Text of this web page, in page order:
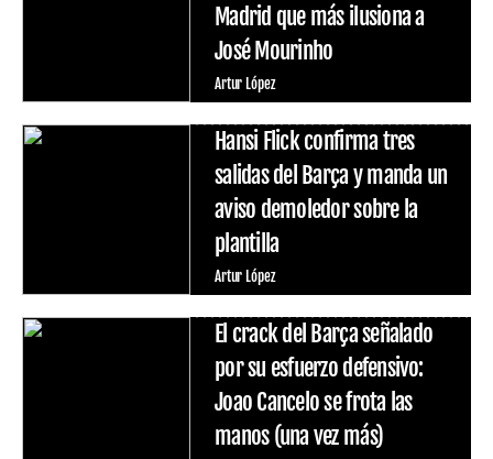
Madrid que más ilusiona a
José Mourinho
Artur López
Hansi Flick confirma tres
salidas del Barça y manda un
aviso demoledor sobre la
plantilla
Artur López
El crack del Barça señalado
por su esfuerzo defensivo:
Joao Cancelo se frota las
manos (una vez más)